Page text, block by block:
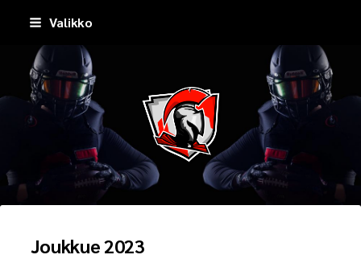
Siirry
sivun
sisältöön
Valikko
Pirkkala Spartans
Joukkue 2023